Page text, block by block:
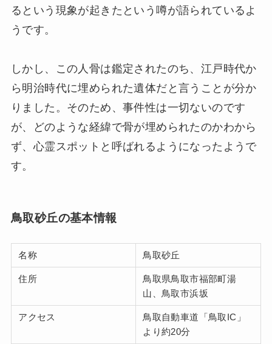
るという現象が起きたという噂が語られているよ
うです。
しかし、この人骨は鑑定されたのち、江戸時代か
ら明治時代に埋められた遺体だと言うことが分か
りました。そのため、事件性は一切ないのです
が、どのような経緯で骨が埋められたのかわから
ず、心霊スポットと呼ばれるようになったようで
す。
鳥取砂丘の基本情報
名称 鳥取砂丘
住所
鳥取県鳥取市福部町湯
山、鳥取市浜坂
アクセス
鳥取自動車道「鳥取IC」
より約20分